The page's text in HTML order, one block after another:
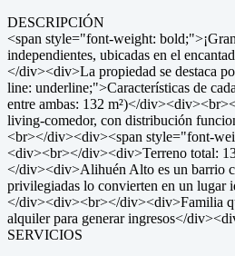
DESCRIPCIÓN
<span style="font-weight:
independientes, ubicadas en el
</div><div>La propiedad se destaca
line: underline;">Características de
entre ambas: 132 m²)</
living-comedor, con distribución
<br></div><div><span style="font-
<div><br></div><div>Terreno total:
</div><div>Alihuén Alto es un barrio
privilegiadas lo convierten en un
</div><div><br></div><div>Familia
alquiler para generar ingresos</
SERVICIOS